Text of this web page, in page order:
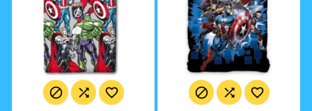
     